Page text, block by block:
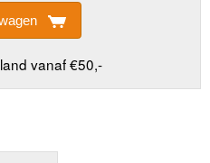
vanaf €50,-